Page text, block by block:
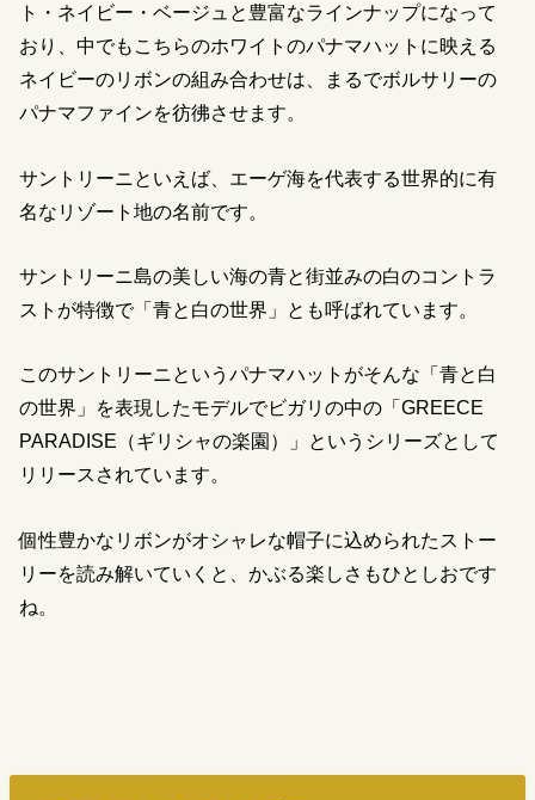
ト・ネイビー・ベージュと豊富なラインナップになって
おり、中でもこちらのホワイトのパナマハットに映える
ネイビーのリボンの組み合わせは、まるでボルサリーの
パナマファインを彷彿させます。
サントリーニといえば、エーゲ海を代表する世界的に有
名なリゾート地の名前です。
サントリーニ島の美しい海の青と街並みの白のコントラ
ストが特徴で「青と白の世界」とも呼ばれています。
このサントリーニというパナマハットがそんな「青と白
の世界」を表現したモデルでビガリの中の「GREECE
PARADISE（ギリシャの楽園）」というシリーズとして
リリースされています。
個性豊かなリボンがオシャレな帽子に込められたストー
リーを読み解いていくと、かぶる楽しさもひとしおです
ね。